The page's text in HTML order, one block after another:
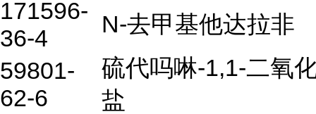
171596-
36-4
N-去甲基他达拉非
59801-
62-6
硫代吗啉-1,1-二氧
盐